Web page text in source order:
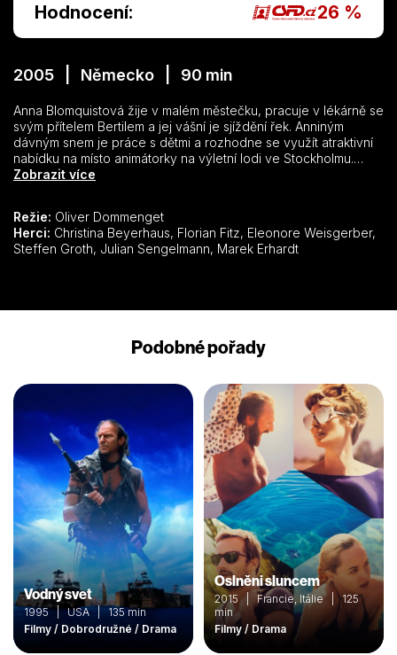
Hodnocení: 26 %
2005 | Německo | 90 min
Anna Blomquistová žije v malém městečku, pracuje v lékárně se
svým přítelem Bertilem a jej vášní je sjíždění řek. Anniným
dávným snem je práce s dětmi a rozhodne se využít atraktivní
nabídku na místo animátorky na výletní lodi ve Stockholmu.
Cestou tam však kvůli nedisciplinovanému řidiči havaruje a
která společně s Anniným bratrem spravuje pilu. Silvie se
dostala do finančních problémů, a rodinný podnik se tak ocitl
na pokraji krachu… Anna prožívá šťastné období – získala
Zobrazit více
Režie: Oliver Dommenget
Herci:
Steffen Groth, Julian Sengelmann, Marek Erhardt
Podobné pořady
Vodný svet
1995 | USA | 135 min
Filmy / Dobrodružné / Drama
Oslněni sluncem
2015 | Francie, Itálie | 125
min
Filmy / Drama